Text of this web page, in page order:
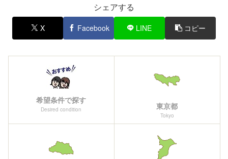
シェアする
X Facebook LINE コピー
希望条件で探す
Desired condition 東京都
Tokyo